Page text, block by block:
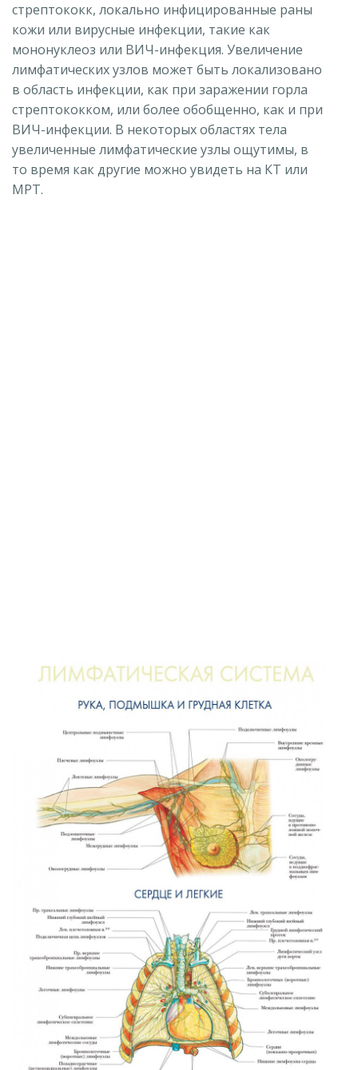
стрептококк, локально инфицированные раны
кожи или вирусные инфекции, такие как
мононуклеоз или ВИЧ-инфекция. Увеличение
лимфатических узлов может быть локализовано
в область инфекции, как при заражении горла
стрептококком, или более обобщенно, как и при
ВИЧ-инфекции. В некоторых областях тела
увеличенные лимфатические узлы ощутимы, в
то время как другие можно увидеть на КТ или
МРТ.